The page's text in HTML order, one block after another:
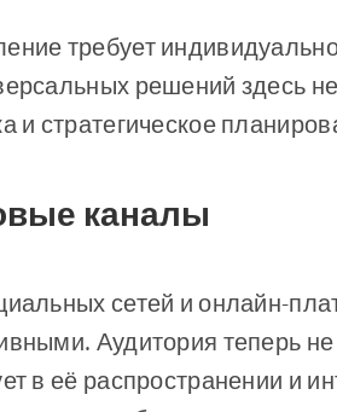
требует
решений здесь
и стратегическое
каналы
сетей и онлайн-
Аудитория теперь
в её распространении и